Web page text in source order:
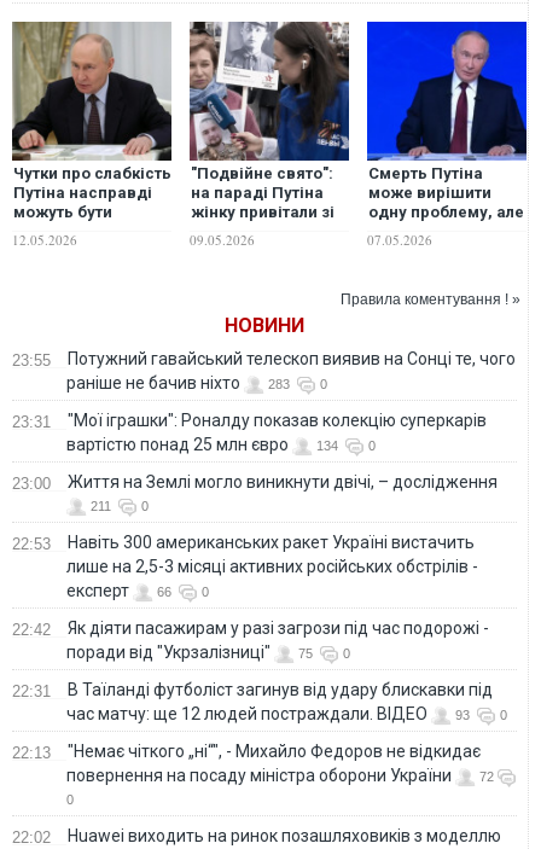
Чутки про слабкість
Путіна насправді
можуть бути
пасткою Кремля, -
Foreign Policy
12.05.2026
"Подвійне свято":
на параді Путіна
жінку привітали зі
смертю сина на
"СВО"
09.05.2026
Смерть Путіна
може вирішити
одну проблему, але
створити ще
десяток інших, -
07.05.2026
Правила коментування ! »
НОВИНИ
23:55
Потужний гавайський телескоп виявив на Сонці те, чого
раніше не бачив ніхто
283 0
23:31
"Мої іграшки": Роналду показав колекцію суперкарів
вартістю понад 25 млн євро
134 0
23:00 Життя на Землі могло виникнути двічі, – дослідження
211 0
22:53
Навіть 300 американських ракет Україні вистачить
лише на 2,5-3 місяці активних російських обстрілів -
експерт
66 0
22:42
Як діяти пасажирам у разі загрози під час подорожі -
поради від "Укрзалізниці"
75 0
22:31
В Таїланді футболіст загинув від удару блискавки під
час матчу: ще 12 людей постраждали. ВІДЕО
93 0
22:13
"Немає чіткого „ні“", - Михайло Федоров не відкидає
повернення на посаду міністра оборони України
72
0
22:02
Huawei виходить на ринок позашляховиків з моделлю